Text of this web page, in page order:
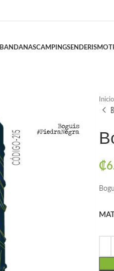
BANDANASCAMPINGSENDERISMO
Inicio
₡